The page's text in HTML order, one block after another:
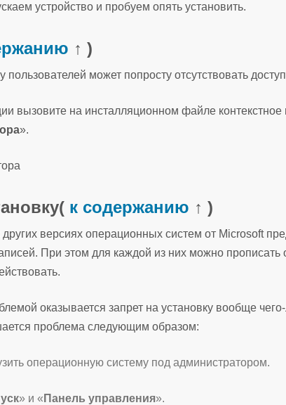
устройство и пробуем опять установить.
↑ )
пользователей может попросту отсутствовать
вызовите на инсталляционном файле
».
( к содержанию ↑ )
версиях операционных систем от Microsoft
При этом для каждой из них можно
оказывается запрет на установку вообще
проблема следующим образом:
операционную систему под администратором.
» и « Панель управления».